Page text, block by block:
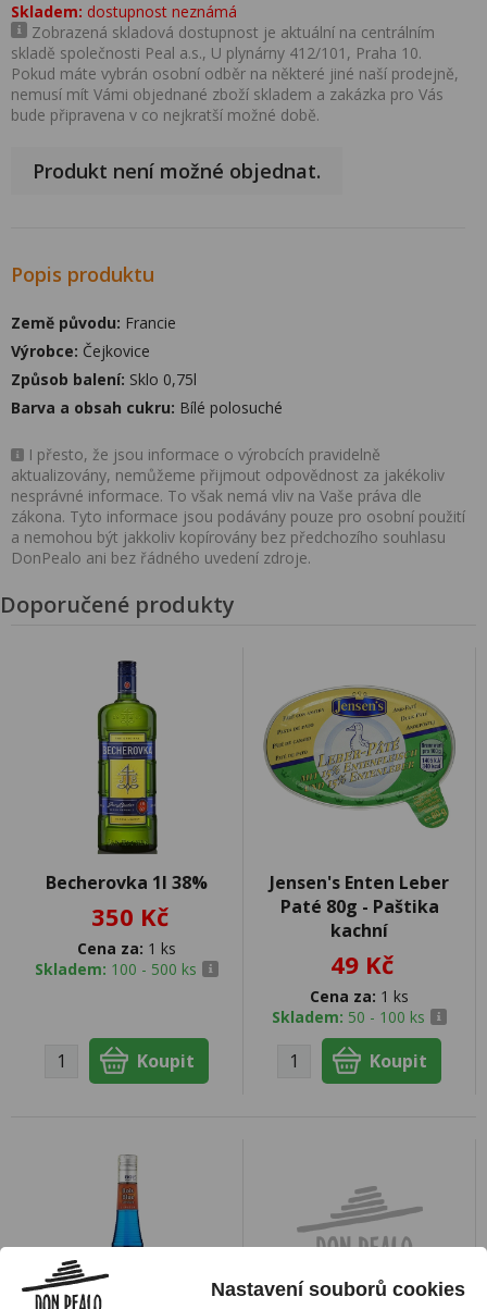
Skladem: dostupnost neznámá
Zobrazená skladová dostupnost je aktuální na centrálním
skladě společnosti Peal a.s., U plynárny 412/101, Praha 10.
Pokud máte vybrán osobní odběr na některé jiné naší prodejně,
nemusí mít Vámi objednané zboží skladem a zakázka pro Vás
bude připravena v co nejkratší možné době.
Produkt není možné objednat.
Popis produktu
Země původu: Francie
Výrobce: Čejkovice
Způsob balení: Sklo 0,75l
Barva a obsah cukru: Bílé polosuché
I přesto, že jsou informace o výrobcích pravidelně
aktualizovány, nemůžeme přijmout odpovědnost za jakékoliv
nesprávné informace. To však nemá vliv na Vaše práva dle
zákona. Tyto informace jsou podávány pouze pro osobní použití
a nemohou být jakkoliv kopírovány bez předchozího souhlasu
DonPealo ani bez řádného uvedení zdroje.
Doporučené produkty
Becherovka 1l 38%
350 Kč
Cena za: 1 ks
Skladem: 100 - 500 ks
Jensen's Enten Leber
Paté 80g - Paštika
kachní
49 Kč
Cena za: 1 ks
Skladem: 50 - 100 ks
Nastavení souborů cookies